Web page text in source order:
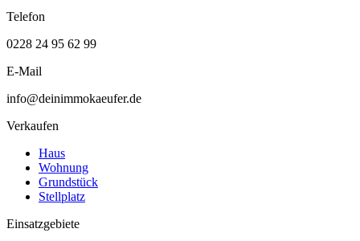
Telefon
0228 24 95 62 99
E-Mail
info@deinimmokaeufer.de
Verkaufen
Haus
Wohnung
Grundstück
Stellplatz
Einsatzgebiete